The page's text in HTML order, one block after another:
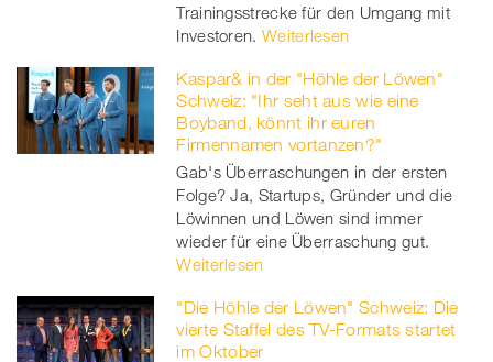
Trainingsstrecke für den Umgang mit
Investoren. Weiterlesen
Kaspar& in der "Höhle der Löwen"
Schweiz: "Ihr seht aus wie eine
Boyband, könnt ihr euren
Firmennamen vortanzen?"
Gab's Überraschungen in der ersten
Folge? Ja, Startups, Gründer und die
Löwinnen und Löwen sind immer
wieder für eine Überraschung gut.
Weiterlesen
"Die Höhle der Löwen" Schweiz: Die
vierte Staffel des TV-Formats startet
im Oktober